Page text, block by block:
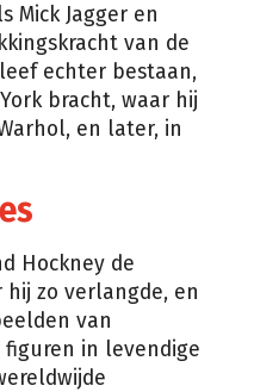
Mick Jagger en
van de
echter bestaan,
bracht, waar hij
en later, in
Hockney de
zo verlangde, en
van
in levendige